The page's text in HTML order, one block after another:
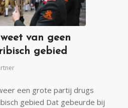
van geen
gebied
een grote partij drugs
gebied Dat gebeurde bij